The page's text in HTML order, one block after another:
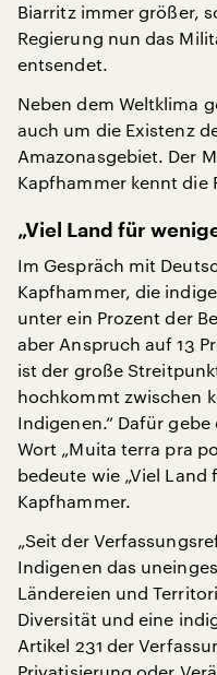
Biarritz immer größer,
Regierung nun das
entsendet.
Neben dem Weltklima
auch um die Existenz
Amazonasgebiet. Der
Kapfhammer kennt die
„Viel Land für
Im Gespräch mit
Kapfhammer, die
unter ein Prozent der
aber Anspruch auf 13
ist der große
hochkommt zwischen
Indigenen.“ Dafür
Wort „Muita terra pra
bedeute wie „Viel
Kapfhammer.
„Seit der
Indigenen das
Ländereien und
Diversität und eine
Artikel 231 der